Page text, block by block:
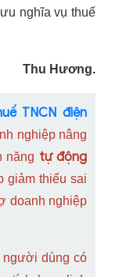
nghĩa vụ thuế
Thu Hương.
TNCN điện
nghiệp nâng
năng tự động
giảm thiểu sai
doanh nghiệp
người dùng có